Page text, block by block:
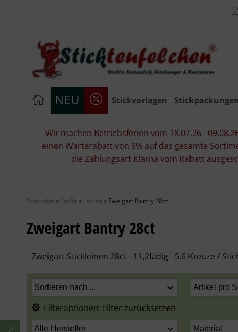
NEU Stickvorlagen Stickpackungen
Wir machen Betriebsferien vom 18.07.26 -
einen Warterabatt von 8% auf das gesamte
die Zahlungsart Klarna vom Rabatt
Startseite » Stoffe » Leinen »Zweigart Bantry 28ct
Zweigart Bantry 28ct
Zweigart Stickleinen 28ct - 11,2fädig - 5,6 Kreuze /
Filteroptionen: Filter zurücksetzen